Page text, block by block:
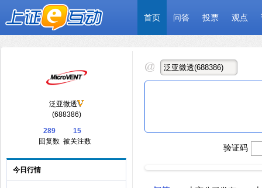
首页 问答 投票 观点
泛亚微透
(688386)
289
回复数
15
被关注数
今日行情
验证码